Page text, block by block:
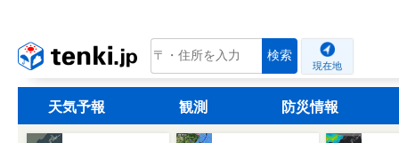
tenki.jp 検索
現在地
天気予報 観測 防災情報